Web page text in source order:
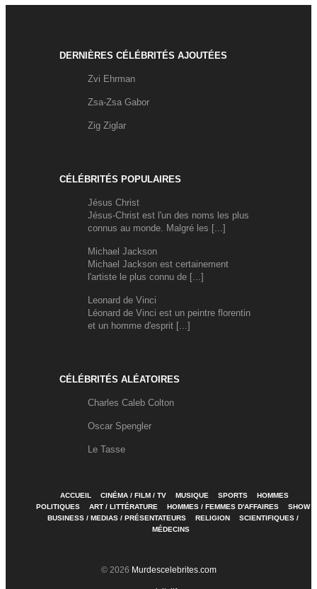
DERNIÈRES CÉLÉBRITÉS AJOUTÉES
Zvi Ehrman
Zsa-Zsa Gabor
Zig Ziglar
CÉLÉBRITÉS POPULAIRES
Jésus Christ
Jésus-Christ est l'un des noms les plus
connus au monde. Malgré les [...]
Michael Jackson
Michael Jackson est certainement
l'artiste le plus connu de [...]
Leonard de Vinci
Léonard de Vinci est un peintre florentin
et un homme d'esprit [...]
CÉLÉBRITÉS ALÉATOIRES
Charles Caleb Colton
Oscar Spengler
Le Tasse
ACCUEIL CINÉMA / FILM / TV MUSIQUE SPORTS
HOMMES
POLITIQUES
ART / LITTÉRATURE HOMMES / FEMMES D'AFFAIRES
SHOW
BUSINESS / MEDIAS / PRÉSENTATEURS
RELIGION
SCIENTIFIQUES /
MÉDECINS
© 2026 Murdescelebrites.com